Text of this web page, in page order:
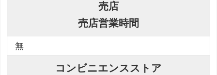
売店
売店営業時間
無
コンビニエンスストア